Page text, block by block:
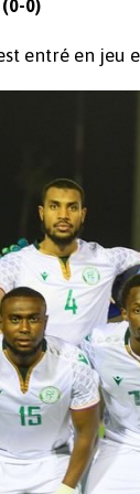
(0-0)
entré en jeu